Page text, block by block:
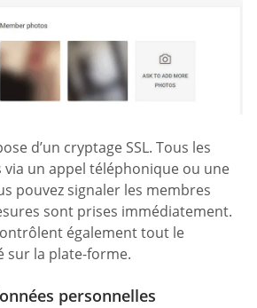
d’un cryptage SSL. Tous les
un appel téléphonique ou une
pouvez signaler les membres
sont prises immédiatement.
également tout le
sur la plate-forme.
personnelles